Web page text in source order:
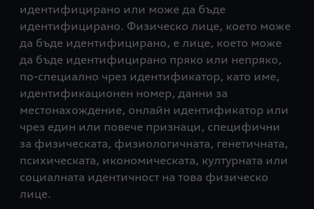
идентифицирано или може да бъде
идентифицирано. Физическо лице, което може
да бъде идентифицирано, е лице, което може
да бъде идентифицирано пряко или непряко,
по-специално чрез идентификатор, като име,
идентификационен номер, данни за
местонахождение, онлайн идентификатор или
чрез един или повече признаци, специфични
за физическата, физиологичната, генетичната,
психическата, икономическата, културната или
социалната идентичност на това физическо
лице.